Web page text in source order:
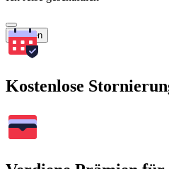
Suchen
Kostenlose